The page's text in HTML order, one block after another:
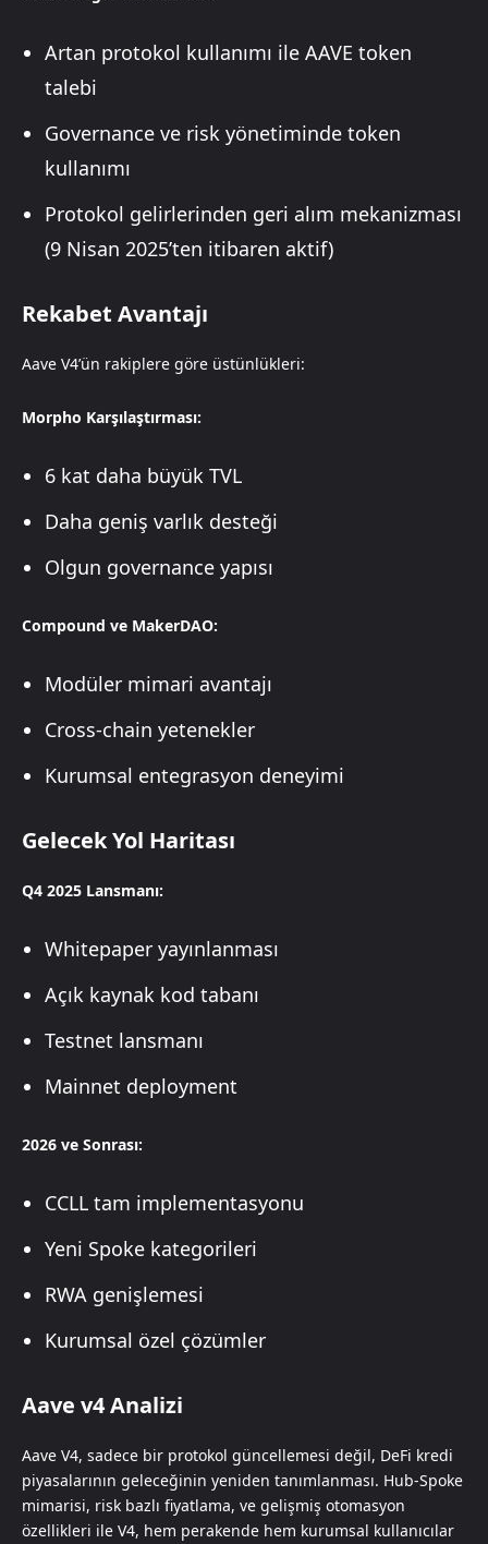
Artan protokol kullanımı ile AAVE token
talebi
Governance ve risk yönetiminde token
kullanımı
Protokol gelirlerinden geri alım mekanizması
(9 Nisan 2025’ten itibaren aktif)
Rekabet Avantajı
Aave V4’ün rakiplere göre üstünlükleri:
Morpho Karşılaştırması:
6 kat daha büyük TVL
Daha geniş varlık desteği
Olgun governance yapısı
Compound ve MakerDAO:
Modüler mimari avantajı
Cross-chain yetenekler
Kurumsal entegrasyon deneyimi
Gelecek Yol Haritası
Q4 2025 Lansmanı:
Whitepaper yayınlanması
Açık kaynak kod tabanı
Testnet lansmanı
Mainnet deployment
2026 ve Sonrası:
CCLL tam implementasyonu
Yeni Spoke kategorileri
RWA genişlemesi
Kurumsal özel çözümler
Aave v4 Analizi
Aave V4, sadece bir protokol güncellemesi değil, DeFi kredi
piyasalarının geleceğinin yeniden tanımlanması. Hub-Spoke
mimarisi, risk bazlı fiyatlama, ve gelişmiş otomasyon
özellikleri ile V4, hem perakende hem kurumsal kullanıcılar